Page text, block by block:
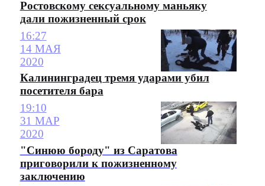
Ростовскому сексуальному маньяку
дали пожизненный срок
16:27
14 МАЯ
2020
Калининградец тремя ударами убил
посетителя бара
19:10
31 МАР
2020
"Синюю бороду" из Саратова
приговорили к пожизненному
заключению